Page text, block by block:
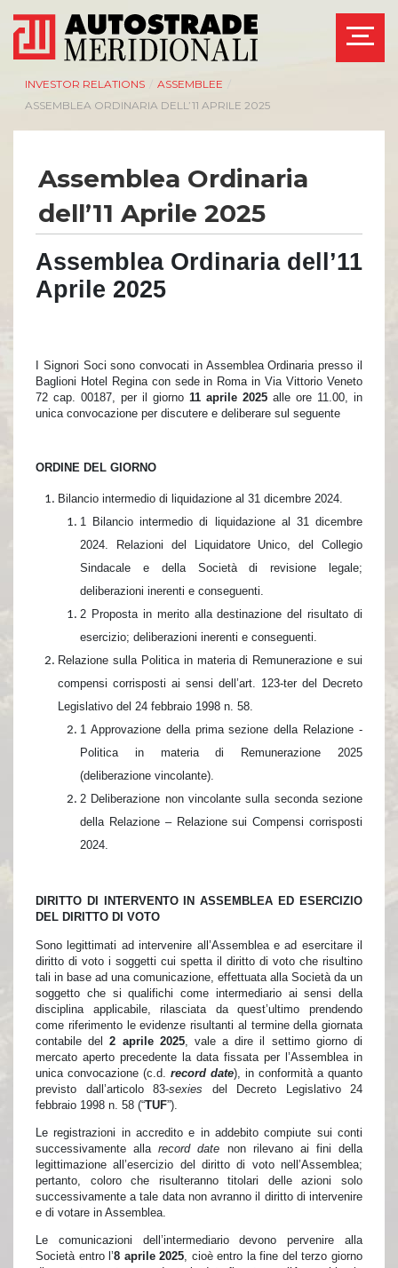
AZIENDA
Bilanci e relazioni
intermedie
Azionisti
INVESTOR RELATIONS
Calendario eventi
societari
Assemblee
Comunicati Stampa
Organi Sociali
INVESTOR RELATIONS ASSEMBLEE
ASSEMBLEA ORDINARIA DELL’11 APRILE 2025
Assemblea Ordinaria
dell’11 Aprile 2025
Assemblea Ordinaria dell’11
Aprile 2025
I Signori Soci sono convocati in Assemblea Ordinaria presso i
Baglioni Hotel Regina con sede in Roma in Via Vittorio Veneto
72 cap. 00187, per il giorno 11 aprile 2025 alle ore 11.00, in
unica convocazione per discutere e deliberare sul seguente
ORDINE DEL GIORNO
Bilancio intermedio di liquidazione al 31 dicembre 2024.
1 Bilancio intermedio di liquidazione al 31 dicembre
2024. Relazioni del Liquidatore Unico, del Collegio
Sindacale e della Società di revisione legale;
deliberazioni inerenti e conseguenti.
2 Proposta in merito alla destinazione del risultato di
esercizio; deliberazioni inerenti e conseguenti.
Relazione sulla Politica in materia di Remunerazione e sui
compensi corrisposti ai sensi dell’art. 123-ter del Decreto
Legislativo del 24 febbraio 1998 n. 58.
1 Approvazione della prima sezione della Relazione -
Politica in materia di Remunerazione 2025
(deliberazione vincolante).
2 Deliberazione non vincolante sulla seconda sezione
della Relazione – Relazione sui Compensi corrisposti
2024.
DIRITTO DI INTERVENTO IN ASSEMBLEA ED ESERCIZIO
DEL DIRITTO DI VOTO
Sono legittimati ad intervenire all’Assemblea e ad esercitare il
diritto di voto i soggetti cui spetta il diritto di voto che risultino
tali in base ad una comunicazione, effettuata alla Società da un
soggetto che si qualifichi come intermediario ai sensi della
disciplina applicabile, rilasciata da quest’ultimo prendendo
come riferimento le evidenze risultanti al termine della giornata
contabile del2 aprile 2025, vale a dire il settimo giorno di
mercato aperto precedente la data fissata per l’Assemblea in
unica convocazione (c.d. record date), in conformità a quanto
previsto dall’articolo 83-sexies del Decreto Legislativo 24
febbraio 1998 n. 58 (“TUF”).
Le registrazioni in accredito e in addebito compiute sui conti
successivamente allarecord date non rilevano ai fini della
legittimazione all’esercizio del diritto di voto nell’Assemblea;
pertanto, coloro che risulteranno titolari delle azioni solo
successivamente a tale data non avranno il diritto di intervenire
e di votare in Assemblea.
Le comunicazioni dell’intermediario devono pervenire alla
Società entro l’8 aprile 2025, cioè entro la fine del terzo giorno